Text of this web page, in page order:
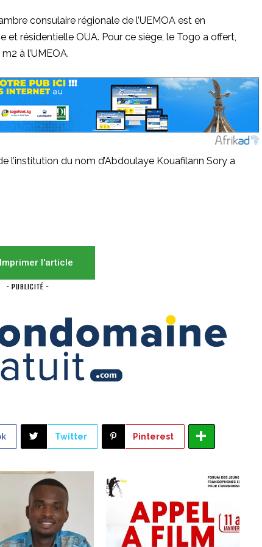
consulaire régionale de l’UEMOA est en
résidentielle OUA. Pour ce siège, le Togo a offert,
à l’UMEOA.
l’institution du nom d’Abdoulaye Kouafilann Sory a
Imprimer l'article
- PUBLICITÉ -
Twitter Pinterest